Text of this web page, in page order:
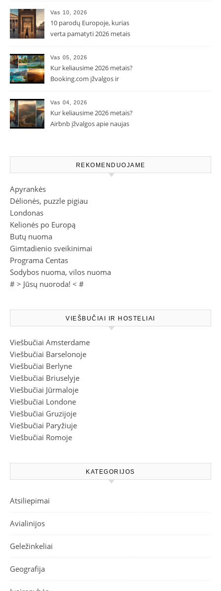
Vas 10, 2026
10 parodų Europoje, kurias
verta pamatyti 2026 metais
Vas 05, 2026
Kur keliausime 2026 metais?
Booking.com įžvalgos ir
Vas 04, 2026
Kur keliausime 2026 metais?
Airbnb įžvalgos apie naujas
REKOMENDUOJAME
Apyrankės
Dėlionės, puzzle pigiau
Londonas
Kelionės po Europą
Butų nuoma
Gimtadienio sveikinimai
Programa Centas
Sodybos nuoma, vilos nuoma
# > Jūsų nuoroda! < #
VIEŠBUČIAI IR HOSTELIAI
Viešbučiai Amsterdame
Viešbučiai Barselonoje
Viešbučiai Berlyne
Viešbučiai Briuselyje
Viešbučiai Jūrmaloje
Viešbučiai Londone
Viešbučiai Gruzijoje
Viešbučiai Paryžiuje
Viešbučiai Romoje
KATEGORIJOS
Atsiliepimai
Avialinijos
Geležinkeliai
Geografija